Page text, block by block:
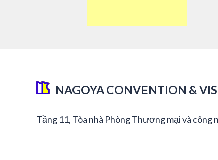
NAGOYA CONVENTION &
Tầng 11, Tòa nhà Phòng Thương mại và công